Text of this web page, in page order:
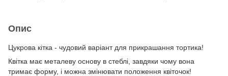
Опис
Цукрова кітка - чудовий варіант для прикрашання тортика!
Квітка має металеву основу в стеблі, завдяки чому вона
тримає форму, і можна змінювати положення квіточок!